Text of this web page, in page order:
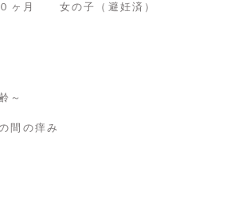
月 女の子（避妊済）
～
間の痒み